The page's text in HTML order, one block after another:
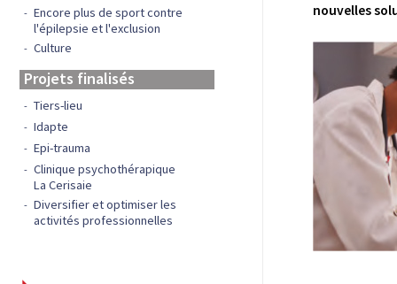
Encore plus de sport contre
l'épilepsie et l'exclusion
Culture
Projets finalisés
Tiers-lieu
Idapte
Epi-trauma
Clinique psychothérapique
La Cerisaie
Diversifier et optimiser les
activités professionnelles
nouvelles